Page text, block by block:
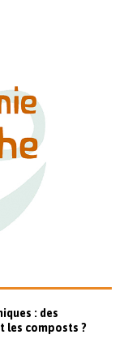
: des
les composts ?